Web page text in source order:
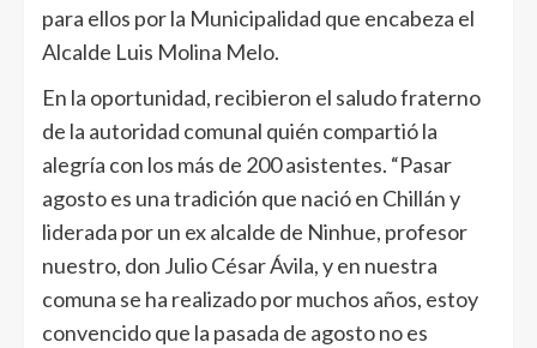
para ellos por la Municipalidad que encabeza el
Alcalde Luis Molina Melo.
En la oportunidad, recibieron el saludo fraterno
de la autoridad comunal quién compartió la
alegría con los más de 200 asistentes. “Pasar
agosto es una tradición que nació en Chillán y
liderada por un ex alcalde de Ninhue, profesor
nuestro, don Julio César Ávila, y en nuestra
comuna se ha realizado por muchos años, estoy
convencido que la pasada de agosto no es